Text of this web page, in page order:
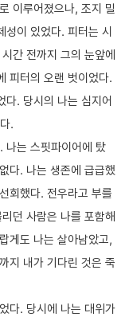
이루어졌으나, 조지 밀
이 있었다. 피터는 시
간 전까지 그의 눈앞에
피터의 오랜 벗이었다.
다. 당시의 나는 심지어
.
나는 스핏파이어에 탔
다. 나는 생존에 급급했
회했다. 전우라고 부를
던 사람은 나를 포함해
게도 나는 살아남았고,
지 내가 기다린 것은 죽
다. 당시에 나는 대위가